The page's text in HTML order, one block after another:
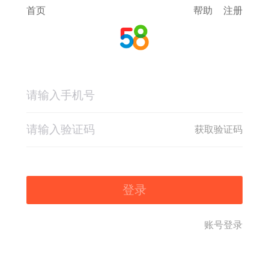
首页 帮助 注册
获取验证码
登录
账号登录